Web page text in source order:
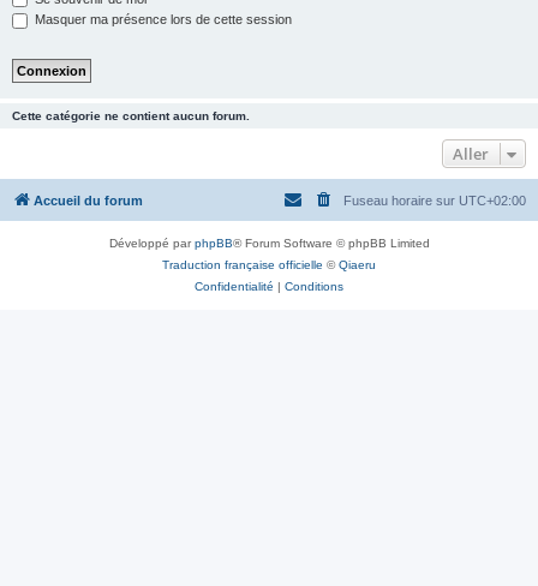
Masquer ma présence lors de cette session
Cette catégorie ne contient aucun forum.
Aller
Accueil du forum Fuseau horaire sur UTC+02:00
Développé parphpBB® Forum Software © phpBB Limited
Traduction française officielle ©Qiaeru
Confidentialité | Conditions